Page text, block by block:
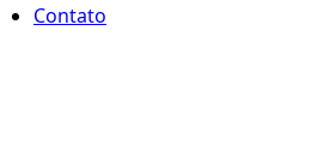
Contato